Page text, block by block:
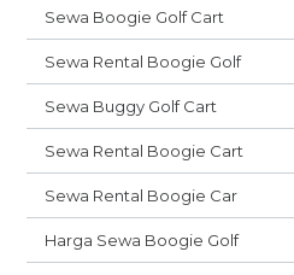
Sewa Boogie Golf Cart
Sewa Rental Boogie Golf
Sewa Buggy Golf Cart
Sewa Rental Boogie Cart
Sewa Rental Boogie Car
Harga Sewa Boogie Golf